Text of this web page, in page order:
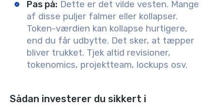
Pas på: Dette er det vilde vesten. Mange
af disse puljer falmer eller kollapser.
Token-værdien kan kollapse hurtigere,
end du får udbytte. Det sker, at tæpper
bliver trukket. Tjek altid revisioner,
tokenomics, projektteam, lockups osv.
Sådan investerer du sikkert i